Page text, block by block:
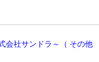
社サンドラ～（ その他